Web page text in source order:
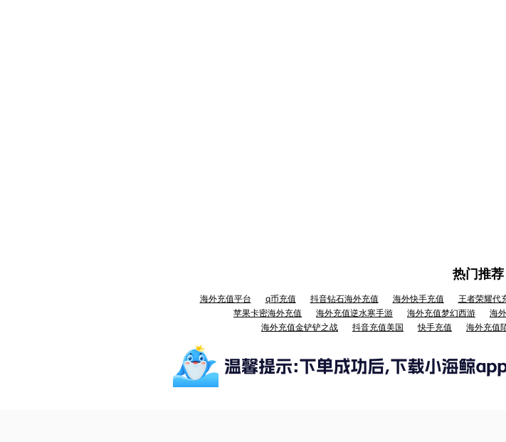
热门推荐
海外充值平台 q币充值 抖音钻石海外充值 海外快手充值 王者荣耀代
苹果卡密海外充值
海外充值逆水寒手游 海外充值梦幻西游 海
海外充值金铲铲之战
抖音充值美国 快手充值 海外充值